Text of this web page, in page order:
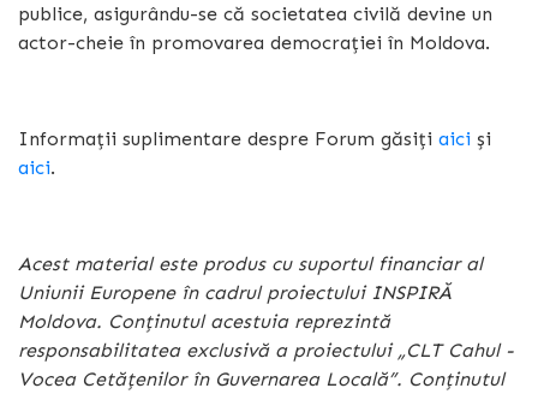
publice, asigurându-se că societatea civilă devine un
actor-cheie în promovarea democrației în Moldova.
Informații suplimentare despre Forum găsiți aici și
aici.
Acest material este produs cu suportul financiar al
Uniunii Europene în cadrul proiectului INSPIRĂ
Moldova. Conținutul acestuia reprezintă
responsabilitatea exclusivă a proiectului „CLT Cahul -
Vocea Cetățenilor în Guvernarea Locală”. Conținutul